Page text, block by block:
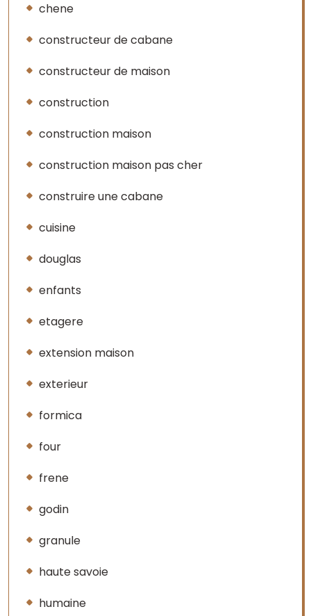
chene
constructeur de cabane
constructeur de maison
construction
construction maison
construction maison pas cher
construire une cabane
cuisine
douglas
enfants
etagere
extension maison
exterieur
formica
four
frene
godin
granule
haute savoie
humaine